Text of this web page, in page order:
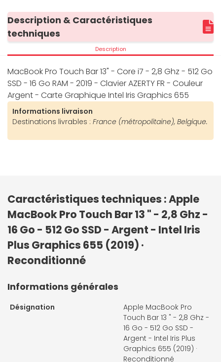
Description & Caractéristiques
techniques
Description
MacBook Pro Touch Bar 13" - Core i7 - 2,8 Ghz - 512 Go
SSD - 16 Go RAM - 2019 - Clavier AZERTY FR - Couleur
Argent - Carte Graphique Intel Iris Graphics 655
Informations livraison
Destinations livrables : France (métropolitaine), Belgique.
Caractéristiques techniques : Apple
MacBook Pro Touch Bar 13 " - 2,8 Ghz -
16 Go - 512 Go SSD - Argent - Intel Iris
Plus Graphics 655 (2019) ·
Reconditionné
Informations générales
Désignation
Apple MacBook Pro
Touch Bar 13 " - 2,8 Ghz -
16 Go - 512 Go SSD -
Argent - Intel Iris Plus
Graphics 655 (2019) ·
Reconditionné